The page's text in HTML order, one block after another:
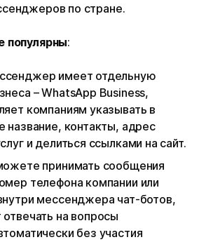
по стране.
популярны:
имеет отдельную
– WhatsApp Business,
компаниям указывать в
название, контакты, адрес
и делиться ссылками на сайт.
принимать сообщения
телефона компании или
мессенджера чат-ботов,
на вопросы
без участия